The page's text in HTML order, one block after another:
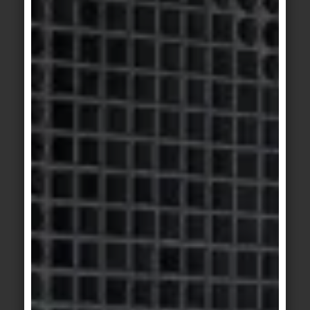
verschmilzt untrennbar und dauerhaft mit dem
Material – im Gegensatz zu den meisten anderen
Baustoffen mit solchen Beschichtungen wird
Titandioxid hierbei in einer geschlossenen
Oberfläche gebunden. Die durch mehrere ISO-
Zertifikate bestätigte Wirkkraft ist vielfältig. Zum
einen setzt die Hytect-Keramik im Zusammenspiel
mit Licht und Sauerstoff auf natürliche Weise
aktiven Sauerstoff frei, der das Wachstum von
Schimmel, Viren und Bakterien direkt auf der
Oberfläche hemmt. Gleichzeitig bildet Wasser auf
dieser Keramik einen hauchdünnen Film, der
Schmutz und Fette unterspült, weshalb diese
Fliesen extrem leicht zu reinigen sind. Und
schließlich aktiviert die Keramik natürliche
Prozesse zur Reinigung der Luft z. B. von
Eigenschaften machen das Material zum idealen